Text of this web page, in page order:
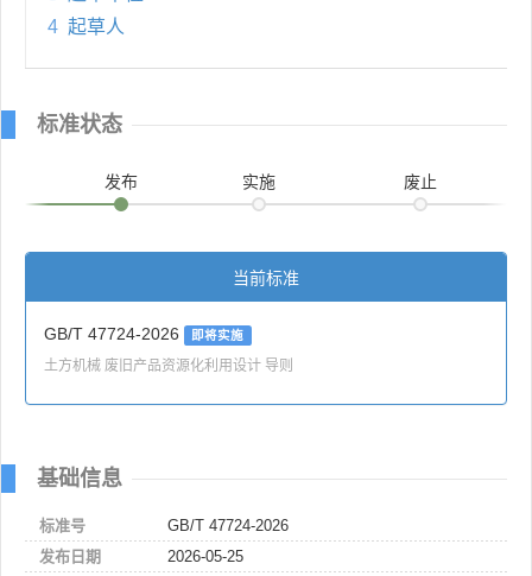
4 起草人
标准状态
发布 实施 废止
当前标准
GB/T 47724-2026 即将实施
土方机械 废旧产品资源化利用设计 导则
基础信息
标准号
GB/T 47724-2026
发布日期
2026-05-25